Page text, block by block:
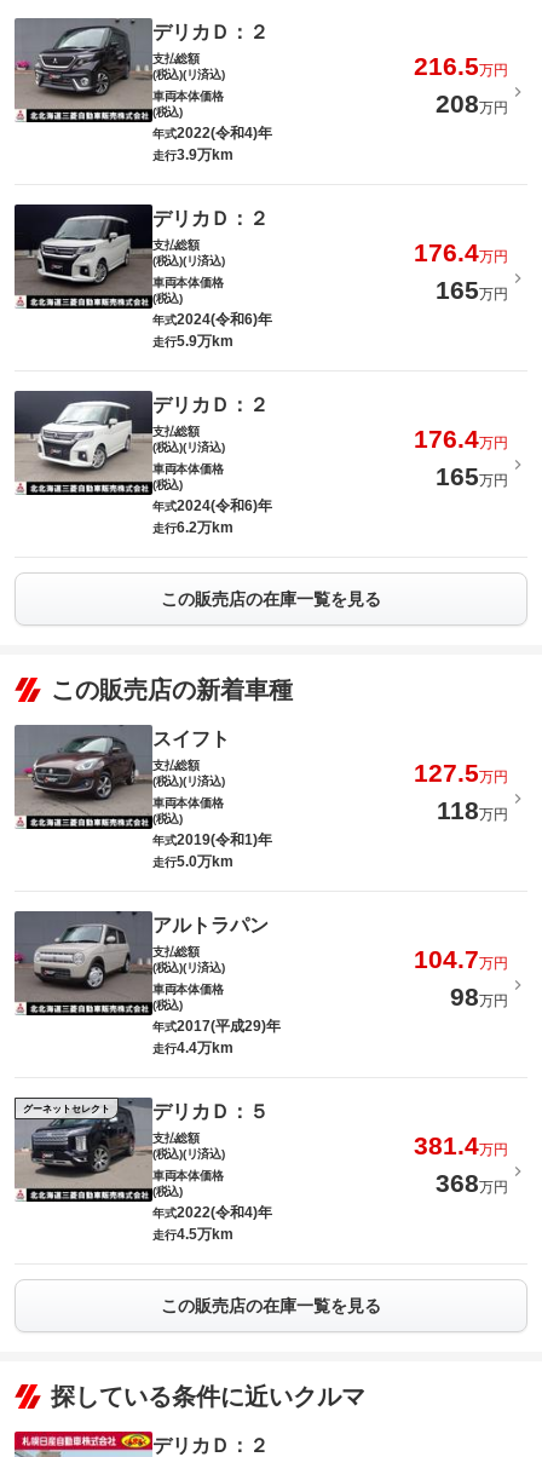
デリカＤ：２
支払総額
(税込)(リ済込)
216.5万円
車両本体価格
(税込)
208万円
年式2022(令和4)年
走行3.9万km
デリカＤ：２
支払総額
(税込)(リ済込)
176.4万円
車両本体価格
(税込)
165万円
年式2024(令和6)年
走行5.9万km
デリカＤ：２
支払総額
(税込)(リ済込)
176.4万円
車両本体価格
(税込)
165万円
年式2024(令和6)年
走行6.2万km
この販売店の在庫一覧を見る
この販売店の新着車種
スイフト
支払総額
(税込)(リ済込)
127.5万円
車両本体価格
(税込)
118万円
年式2019(令和1)年
走行5.0万km
アルトラパン
支払総額
(税込)(リ済込)
104.7万円
車両本体価格
(税込)
98万円
年式2017(平成29)年
走行4.4万km
グーネットセレクト デリカＤ：５
支払総額
(税込)(リ済込)
381.4万円
車両本体価格
(税込)
368万円
年式2022(令和4)年
走行4.5万km
この販売店の在庫一覧を見る
探している条件に近いクルマ
デリカＤ：２